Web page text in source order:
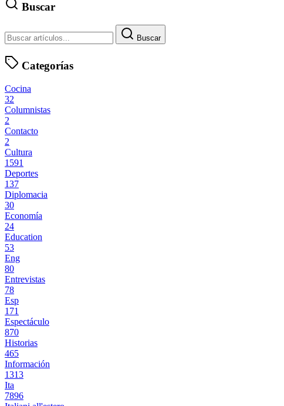
Buscar
Buscar
Categorías
Cocina
32
Columnistas
2
Contacto
2
Cultura
1591
Deportes
137
Diplomacia
30
Economía
24
Education
53
Eng
80
Entrevistas
78
Esp
171
Espectáculo
870
Historias
465
Información
1313
Ita
7896